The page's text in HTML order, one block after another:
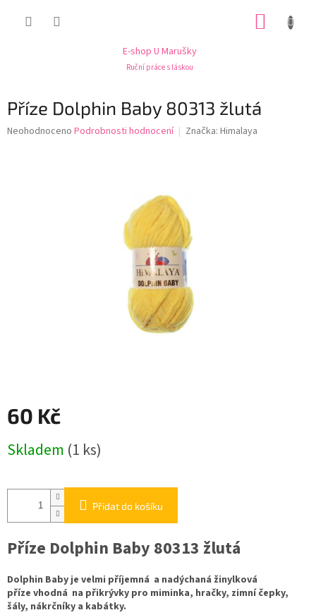
E-shop U Marušky
Ruční práce s láskou
Příze Dolphin Baby 80313 žlutá
Průměrné
Neohodnoceno Podrobnosti hodnocení Značka: Himalaya
60 Kč
cena:
Skladem (1 ks)
Přidat do košíku
Příze Dolphin Baby 80313 žlutá
Dolphin Baby je velmi příjemná a nadýchaná žinylková
příze vhodná na přikrývky pro miminka, hračky, zimní čepky,
šály, nákrčníky a kabátky.